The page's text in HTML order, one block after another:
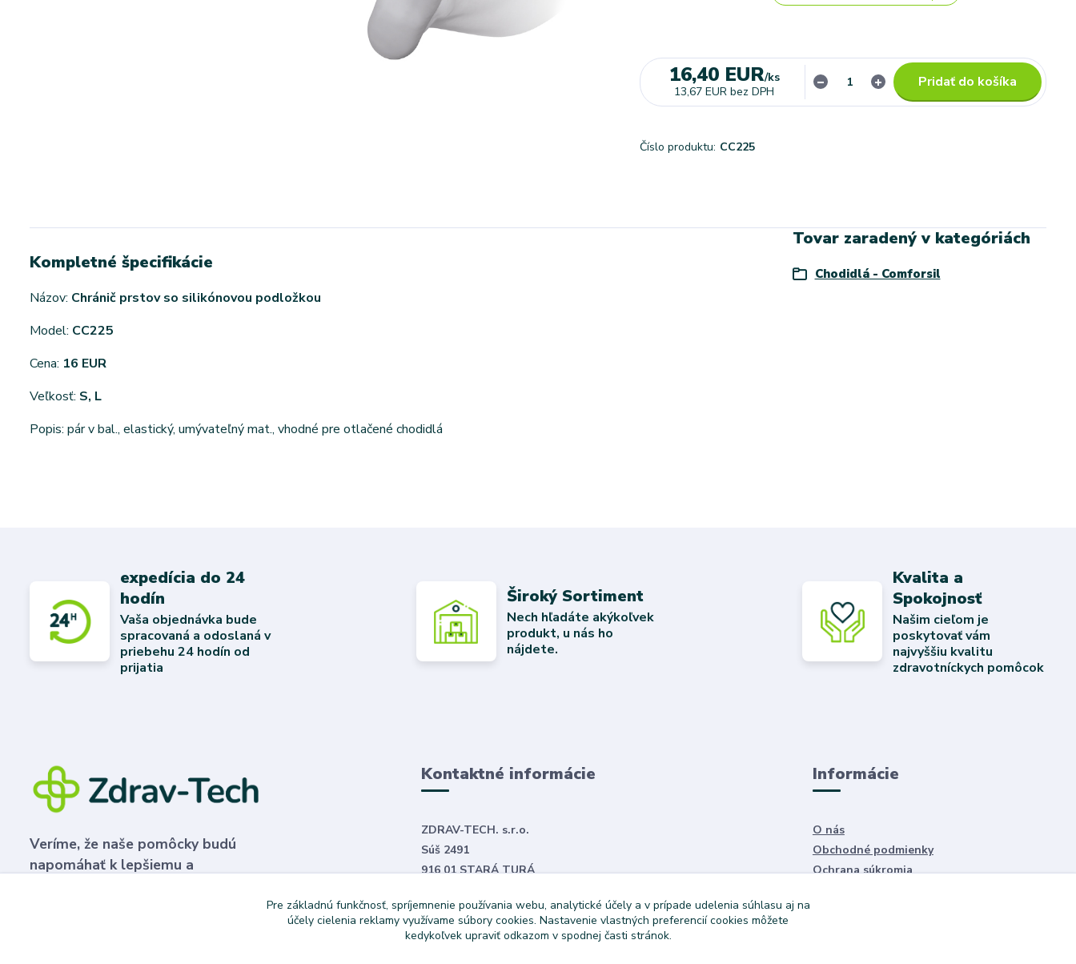
16,40 EUR/ks
13,67 EUR bez DPH
Pridať do košíka
Číslo produktu: CC225
Kompletné špecifikácie
Názov: Chránič prstov so silikónovou podložkou
Model: CC225
Cena: 16 EUR
Veľkosť: S, L
Popis: pár v bal., elastický, umývateľný mat., vhodné pre otlačené chodidlá
Tovar zaradený v kategóriách
Chodidlá - Comforsil
expedícia do 24
hodín
Vaša objednávka bude
spracovaná a odoslaná v
priebehu 24 hodín od
prijatia
Široký Sortiment
Nech hľadáte akýkoľvek
produkt, u nás ho
nájdete.
Kvalita a
Spokojnosť
Našim cieľom je
poskytovať vám
najvyššiu kvalitu
zdravotníckych pomôcok
Veríme, že naše pomôcky budú
napomáhať k lepšiemu a
Kontaktné informácie
ZDRAV-TECH. s.r.o.
Súš 2491
916 01 STARÁ TURÁ
Tel. č. +421 907 999 531
Informácie
O nás
Obchodné podmienky
Ochrana súkromia
Pre základnú funkčnosť, spríjemnenie používania webu, analytické účely a v prípade udelenia súhlasu aj na
účely cielenia reklamy využívame súbory cookies. Nastavenie vlastných preferencií cookies môžete
kedykoľvek upraviť odkazom v spodnej časti stránok.